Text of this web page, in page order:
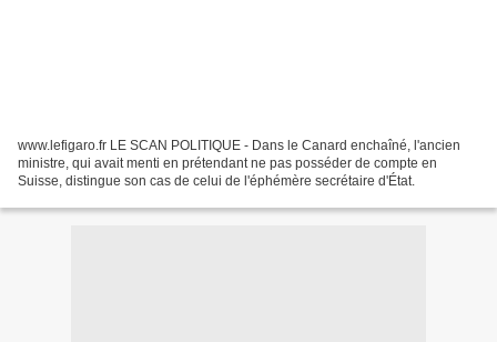
www.lefigaro.fr LE SCAN POLITIQUE - Dans le Canard enchaîné, l'ancien
ministre, qui avait menti en prétendant ne pas posséder de compte en
Suisse, distingue son cas de celui de l'éphémère secrétaire d'État.